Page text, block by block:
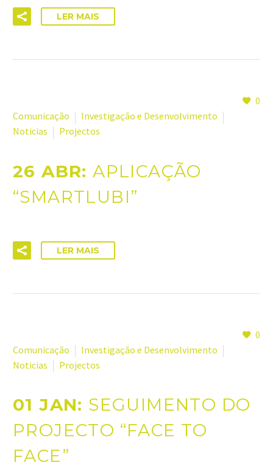
LER MAIS
0
Comunicação
Investigação e Desenvolvimento
Noticias
Projectos
26 ABR:APLICAÇÃO
“SMARTLUBI”
LER MAIS
0
Comunicação
Investigação e Desenvolvimento
Noticias
Projectos
01 JAN: SEGUIMENTO DO
PROJECTO “FACE TO
FACE”